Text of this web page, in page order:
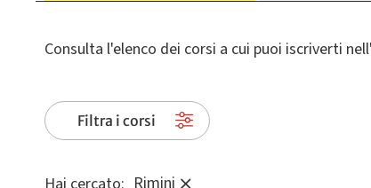
Consulta l'elenco dei corsi a cui puoi iscriverti
Filtra i corsi
Rimini